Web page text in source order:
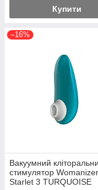
Купити
–16%
Вакуумний
стимулятор Womanizer
Starlet 3 TURQUOISE